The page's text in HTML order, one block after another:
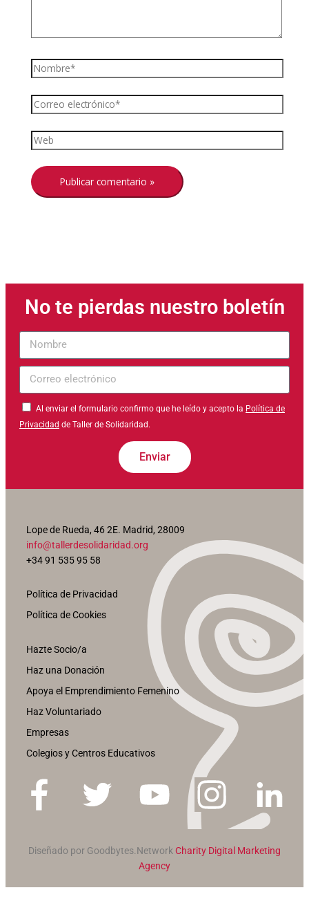
No te pierdas nuestro boletín
Nombre
Correo
Al enviar el formulario confirmo que he leído y acepto la Política de
Privacidad de Taller de Solidaridad.
Enviar
Lope de Rueda, 46 2E. Madrid, 28009
info@tallerdesolidaridad.org
+34 91 535 95 58
Política de Privacidad
Política de Cookies
Hazte Socio/a
Haz una Donación
Apoya el Emprendimiento Femenino
Haz Voluntariado
Empresas
Colegios y Centros Educativos
Diseñado por Goodbytes.Network Charity Digital Marketing
Agency